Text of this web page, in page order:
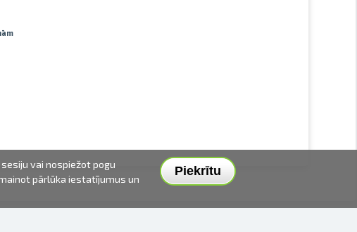
Piekrītu
vai nospiežot pogu
pārlūka iestatījumus un